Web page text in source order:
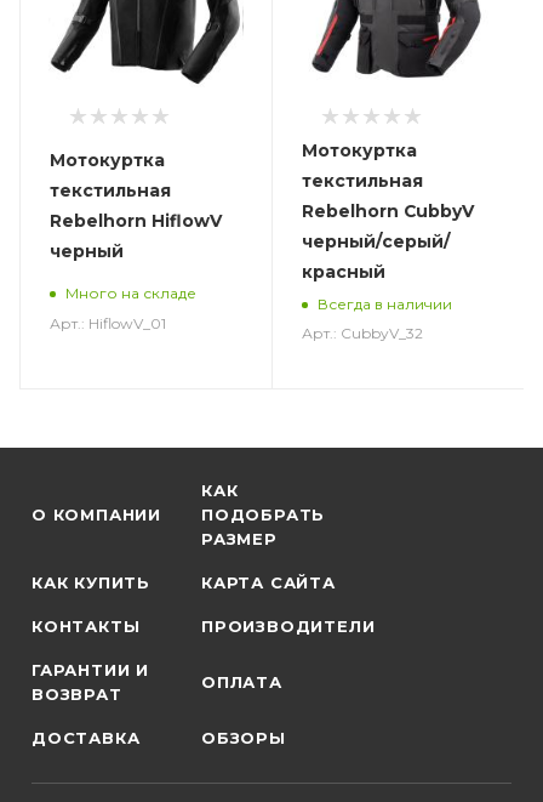
Мотокуртка
текстильная
Rebelhorn HiflowV
черный
Много на складе
Арт.: HiflowV_01
Мотокуртка
текстильная
Rebelhorn CubbyV
черный/серый/
красный
Всегда в наличии
Арт.: CubbyV_32
О КОМПАНИИ
КАК
ПОДОБРАТЬ
РАЗМЕР
КАК КУПИТЬ КАРТА САЙТА
КОНТАКТЫ ПРОИЗВОДИТЕЛИ
ГАРАНТИИ И
ВОЗВРАТ
ОПЛАТА
ДОСТАВКА ОБЗОРЫ